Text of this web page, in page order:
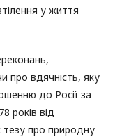
у життя
про вдячність, яку
до Росії за
років від
тезу про природну